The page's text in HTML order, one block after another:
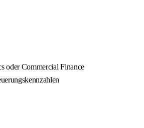
oder Commercial Finance